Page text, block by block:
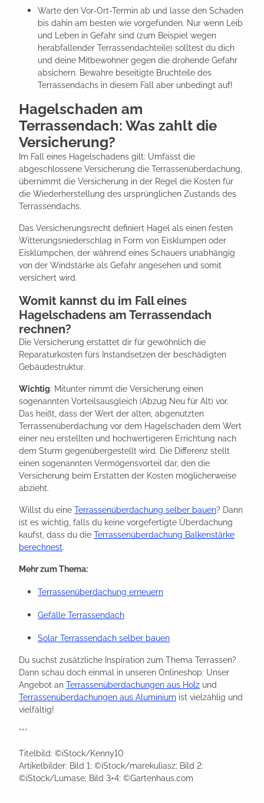
Warte den Vor-Ort-Termin ab und lasse den Schaden
bis dahin am besten wie vorgefunden. Nur wenn Leib
und Leben in Gefahr sind (zum Beispiel wegen
herabfallender Terrassendachteile) solltest du dich
und deine Mitbewohner gegen die drohende Gefahr
absichern. Bewahre beseitigte Bruchteile des
Terrassendachs in diesem Fall aber unbedingt auf!
Hagelschaden am
Terrassendach: Was zahlt die
Versicherung?
Im Fall eines Hagelschadens gilt: Umfasst die
abgeschlossene Versicherung die Terrassenüberdachung,
übernimmt die Versicherung in der Regel die Kosten für
die Wiederherstellung des ursprünglichen Zustands des
Terrassendachs.
Das Versicherungsrecht definiert Hagel als einen festen
Witterungsniederschlag in Form von Eisklumpen oder
Eisklümpchen, der während eines Schauers unabhängig
von der Windstärke als Gefahr angesehen und somit
versichert wird.
Womit kannst du im Fall eines
Hagelschadens am Terrassendach
rechnen?
Die Versicherung erstattet dir für gewöhnlich die
Reparaturkosten fürs Instandsetzen der beschädigten
Gebäudestruktur.
Wichtig: Mitunter nimmt die Versicherung einen
sogenannten Vorteilsausgleich (Abzug Neu für Alt) vor.
Das heißt, dass der Wert der alten, abgenutzten
Terrassenüberdachung vor dem Hagelschaden dem Wert
einer neu erstellten und hochwertigeren Errichtung nach
dem Sturm gegenübergestellt wird. Die Differenz stellt
einen sogenannten Vermögensvorteil dar, den die
Versicherung beim Erstatten der Kosten möglicherweise
abzieht.
Willst du eine Terrassenüberdachung selber bauen? Dann
ist es wichtig, falls du keine vorgefertigte Überdachung
kaufst, dass du die Terrassenüberdachung Balkenstärke
berechnest.
Mehr zum Thema:
Terrassenüberdachung erneuern
Gefälle Terrassendach
Solar Terrassendach selber bauen
Du suchst zusätzliche Inspiration zum Thema Terrassen?
Dann schau doch einmal in unseren Onlineshop: Unser
Angebot an Terrassenüberdachungen aus Holz und
Terrassenüberdachungen aus Aluminium ist vielzählig und
vielfältig!
***
Titelbild: ©iStock/Kenny10
Artikelbilder: Bild 1: ©iStock/marekuliasz; Bild 2:
©iStock/Lumase; Bild 3+4: ©Gartenhaus.com